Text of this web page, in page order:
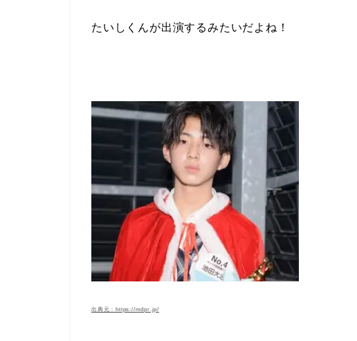
たいしくんが出演するみたいだよね！
出典元：https://mdpr.jp/